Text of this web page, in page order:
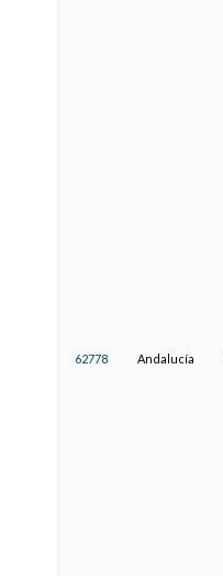
62778 Andalucía